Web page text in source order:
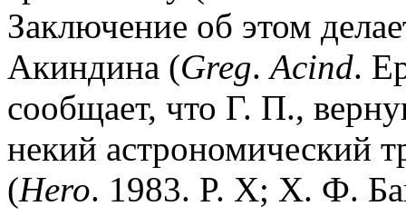
Заключение об этом
Акиндина (Greg.Acind.
сообщает, что Г. П.,
некий астрономический
(Hero. 1983. P. X; Х. Ф.